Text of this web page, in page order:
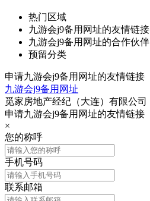
热门区域
九游会j9备用网址的友情链接
九游会j9备用网址的合作伙伴
预留分类
申请九游会j9备用网址的友情链接
九游会j9备用网址
觅家房地产经纪（大连）有限公司
申请九游会j9备用网址的友情链接
×
您的称呼
手机号码
联系邮箱